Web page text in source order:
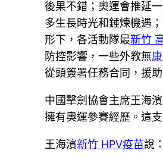
後果不錯；奧運會推延
多生長時光和錘煉機遇
形下，各活動隊最新竹
防控影響，一些外教無
從頭簽署任務合同，援
中國擊劍協會主席王海
擁有奧運參賽經歷。這
王海濱新竹 HPV疫苗說